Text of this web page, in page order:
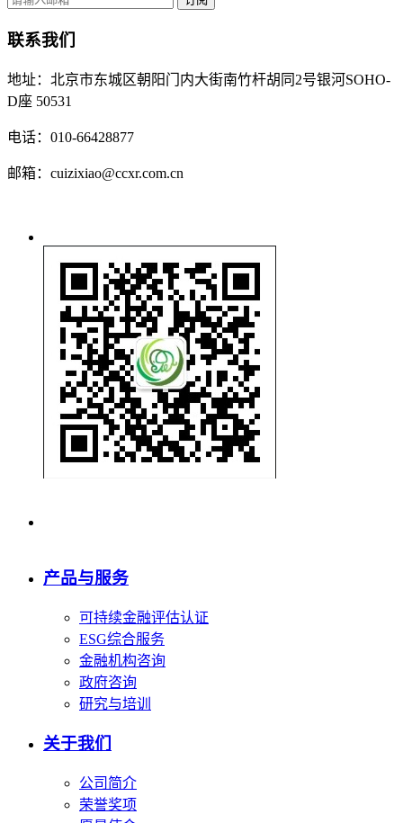
联系我们
地址：北京市东城区朝阳门内大街南竹杆胡同2号银河SOHO-
D座 50531
电话：010-66428877
邮箱：cuizixiao@ccxr.com.cn
产品与服务
可持续金融评估认证
ESG综合服务
金融机构咨询
政府咨询
研究与培训
关于我们
公司简介
荣誉奖项